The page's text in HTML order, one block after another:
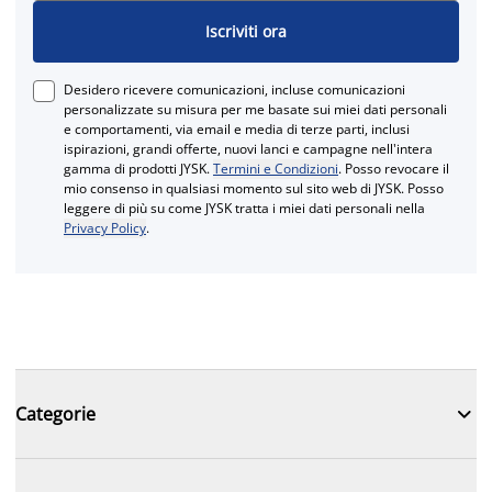
Iscriviti ora
Desidero ricevere comunicazioni, incluse comunicazioni
personalizzate su misura per me basate sui miei dati personali
e comportamenti, via email e media di terze parti, inclusi
ispirazioni, grandi offerte, nuovi lanci e campagne nell'intera
gamma di prodotti JYSK.Termini e Condizioni. Posso revocare il
mio consenso in qualsiasi momento sul sito web di JYSK. Posso
leggere di più su come JYSK tratta i miei dati personali nella
Privacy Policy.
Categorie 